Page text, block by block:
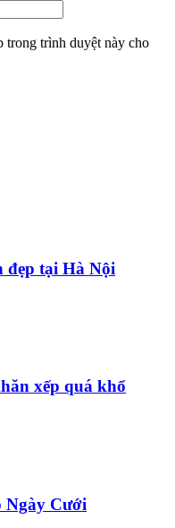
trong trình duyệt này cho
đẹp tại Hà Nội
xếp quá khổ
Ngày Cưới